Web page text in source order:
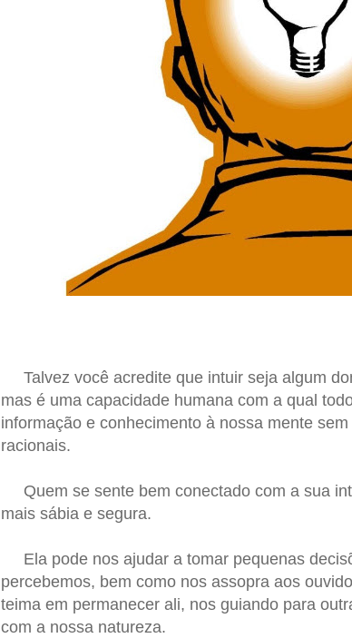
Talvez você acredite que intuir seja algum
mas é uma capacidade humana com a qual
informação e conhecimento à nossa mente
racionais.
Quem se sente bem conectado com a sua
mais sábia e segura.
Ela pode nos ajudar a tomar pequenas
percebemos, bem como nos assopra aos
teima em permanecer ali, nos guiando para
com a nossa natureza.